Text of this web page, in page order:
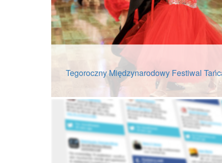
Tegoroczny Międzynarodowy Festiwal